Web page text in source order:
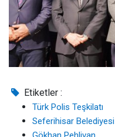
Etiketler :
Türk Polis Teşkilatı
Seferihisar Belediyesi